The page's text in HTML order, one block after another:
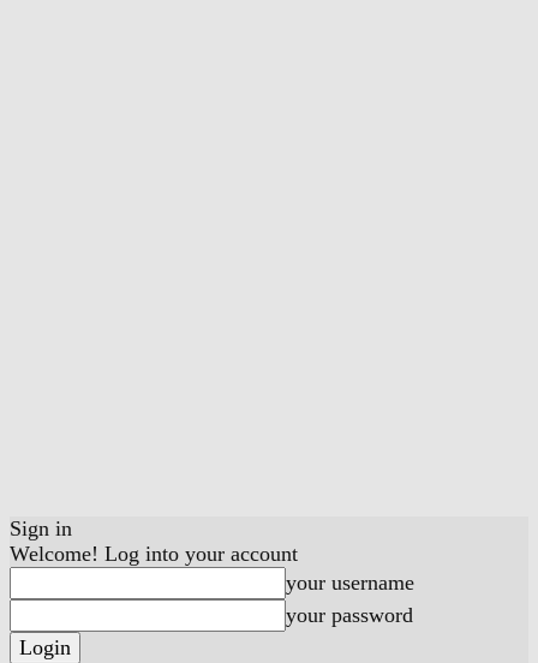
Sign in
Welcome! Log into your account
your username
your password